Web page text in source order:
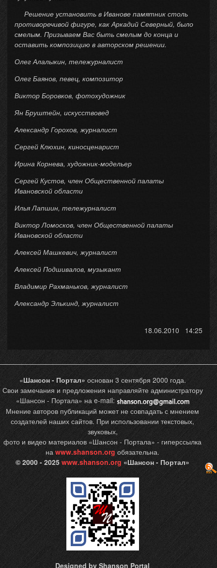
Решение установить в Иванове памятник столь
противоречивой фигуре, как Аркадий Северный, было
смелым. Призываем Вас быть смелым до конца и
оставить композицию в авторском решении.
Олег Алалыкин, тележурналист
Олег Баянов, певец, композитор
Виктор Боровков, фотохудожник
Ян Бруштейн, искусствовед
Александр Горохов, журналист
Сергей Клюхин, киносценарист
Ирина Корнева, художник-модельер
Сергей Кустов, член Общественной палаты
Ивановской области
Илья Лапшин, тележурналист
Виктор Ломосков, член Общественной палаты
Ивановской области
Алексей Машкевич, журналист
Алексей Подшивалов, музыкант
Владимир Рахманьков, журналист
Александр Элькинд, журналист
18.06.2010 14:25
«Шансон - Портал» основан 3 сентября 2000 года.
Свои замечания и предложения направляйте администратору
«Шансон - Портала» на e-mail:
Мнение авторов публикаций может не совпадать с мнением
создателей наших сайтов. При использовании текстовых,
звуковых,
фото и видео материалов «Шансон - Портала» - гиперссылка
на www.shanson.org обязательна.
© 2000 - 2025 www.shanson.org «Шансон - Портал»
Designed by Shanson Portal